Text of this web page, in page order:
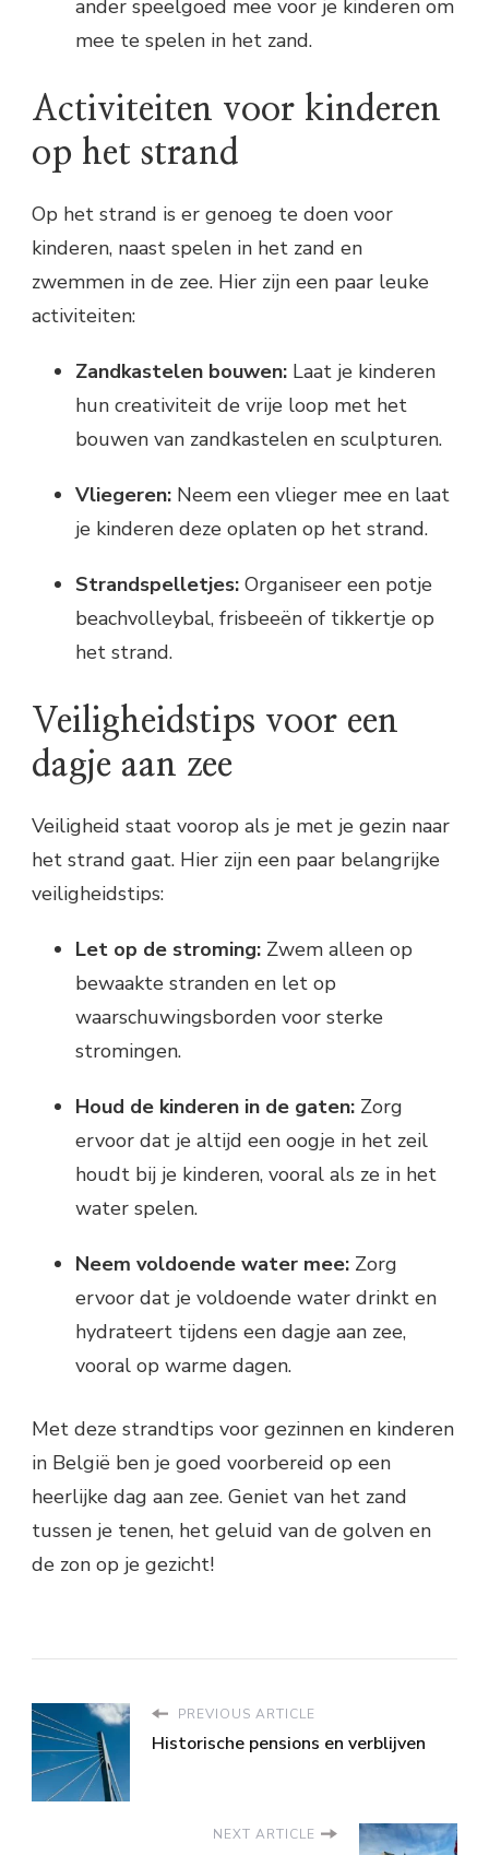
ander speelgoed mee voor je kinderen om
mee te spelen in het zand.
Activiteiten voor kinderen
op het strand
Op het strand is er genoeg te doen voor
kinderen, naast spelen in het zand en
zwemmen in de zee. Hier zijn een paar leuke
activiteiten:
Zandkastelen bouwen: Laat je kinderen
hun creativiteit de vrije loop met het
bouwen van zandkastelen en sculpturen.
Vliegeren: Neem een vlieger mee en laat
je kinderen deze oplaten op het strand.
Strandspelletjes: Organiseer een potje
beachvolleybal, frisbeeën of tikkertje op
het strand.
Veiligheidstips voor een
dagje aan zee
Veiligheid staat voorop als je met je gezin naar
het strand gaat. Hier zijn een paar belangrijke
veiligheidstips:
Let op de stroming: Zwem alleen op
bewaakte stranden en let op
waarschuwingsborden voor sterke
stromingen.
Houd de kinderen in de gaten: Zorg
ervoor dat je altijd een oogje in het zeil
houdt bij je kinderen, vooral als ze in het
water spelen.
Neem voldoende water mee: Zorg
ervoor dat je voldoende water drinkt en
hydrateert tijdens een dagje aan zee,
vooral op warme dagen.
Met deze strandtips voor gezinnen en kinderen
in België ben je goed voorbereid op een
heerlijke dag aan zee. Geniet van het zand
tussen je tenen, het geluid van de golven en
de zon op je gezicht!
PREVIOUS ARTICLE
Historische pensions en verblijven
NEXT ARTICLE